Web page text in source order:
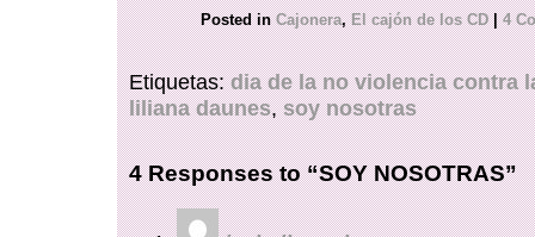
Posted inCajonera,El cajón de los CD | 4
Etiquetas:dia de la no violencia contra
liliana daunes,soy nosotras
4 Responses to “SOY NOSOTRAS”